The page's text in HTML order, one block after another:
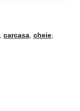
carcasa, cheie,